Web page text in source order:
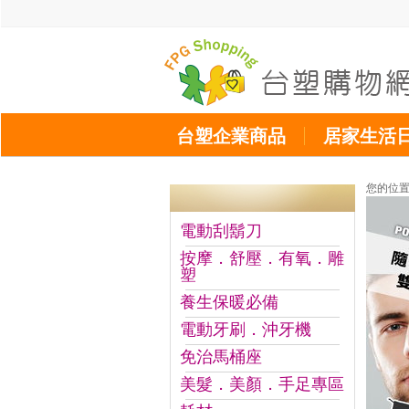
台塑企業商品 居家生活
電動刮鬍刀
按摩．舒壓．有氧．雕
塑
養生保暖必備
電動牙刷．沖牙機
免治馬桶座
美髮．美顏．手足專區
您的位